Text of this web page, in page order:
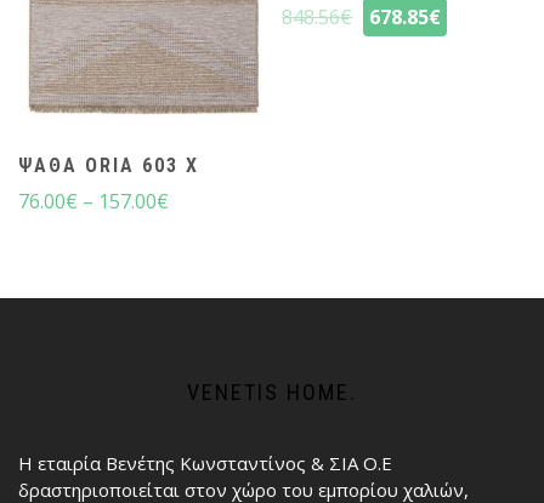
ΨΆΘΑ ORIA 603 X
76.00€ – 157.00€
848.56€ 678.85€
VENETIS HOME.
Η εταιρία Βενέτης Κωνσταντίνος & ΣΙΑ Ο.Ε
δραστηριοποιείται στον χώρο του εμπορίου χαλιών,